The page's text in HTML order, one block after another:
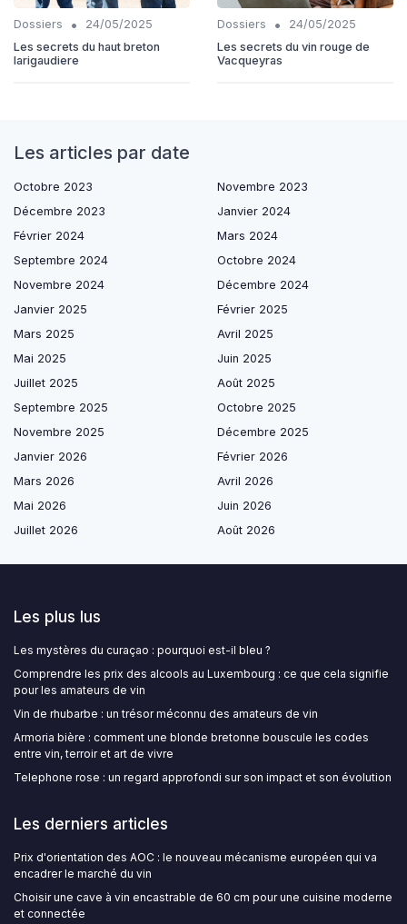
Dossiers •
24/05/2025
Les secrets du haut breton
larigaudiere
Dossiers •
24/05/2025
Les secrets du vin rouge de
Vacqueyras
Les articles par date
Octobre 2023
Novembre 2023
Décembre 2023
Janvier 2024
Février 2024
Mars 2024
Septembre 2024
Octobre 2024
Novembre 2024
Décembre 2024
Janvier 2025
Février 2025
Mars 2025
Avril 2025
Mai 2025
Juin 2025
Juillet 2025
Août 2025
Septembre 2025
Octobre 2025
Novembre 2025
Décembre 2025
Janvier 2026
Février 2026
Mars 2026
Avril 2026
Mai 2026
Juin 2026
Juillet 2026
Août 2026
Les plus lus
Les mystères du curaçao : pourquoi est-il bleu ?
Comprendre les prix des alcools au Luxembourg : ce que cela signifie
pour les amateurs de vin
Vin de rhubarbe : un trésor méconnu des amateurs de vin
Armoria bière : comment une blonde bretonne bouscule les codes
entre vin, terroir et art de vivre
Telephone rose : un regard approfondi sur son impact et son évolution
Les derniers articles
Prix d'orientation des AOC : le nouveau mécanisme européen qui va
encadrer le marché du vin
Choisir une cave à vin encastrable de 60 cm pour une cuisine moderne
et connectée